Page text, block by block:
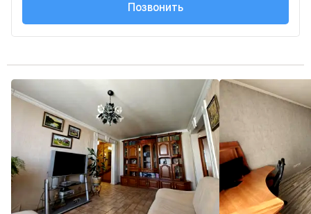
+7 (495) 127-68-...
Позвонить